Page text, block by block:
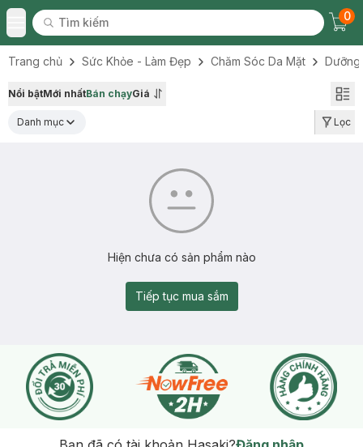
Toggle Menu
Tìm kiếm
Tìm kiếm
0
Trang chủ Sức Khỏe - Làm Đẹp Chăm Sóc Da Mặt Dưỡng
Nổi bậtMới nhấtBán chạyGiá
Danh mục Lọc
Hiện chưa có sản phẩm nào
Tiếp tục mua sắm